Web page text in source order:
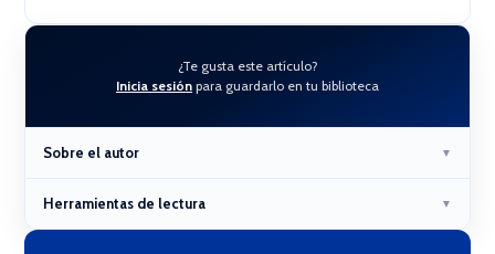
¿Te gusta este artículo?
Inicia sesión para guardarlo en tu biblioteca
Sobre el autor ▼
Herramientas de lectura ▼